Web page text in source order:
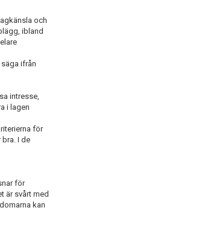
och
ibland
ifrån
intresse,
i lagen
för
I de
för
är svårt med
kan